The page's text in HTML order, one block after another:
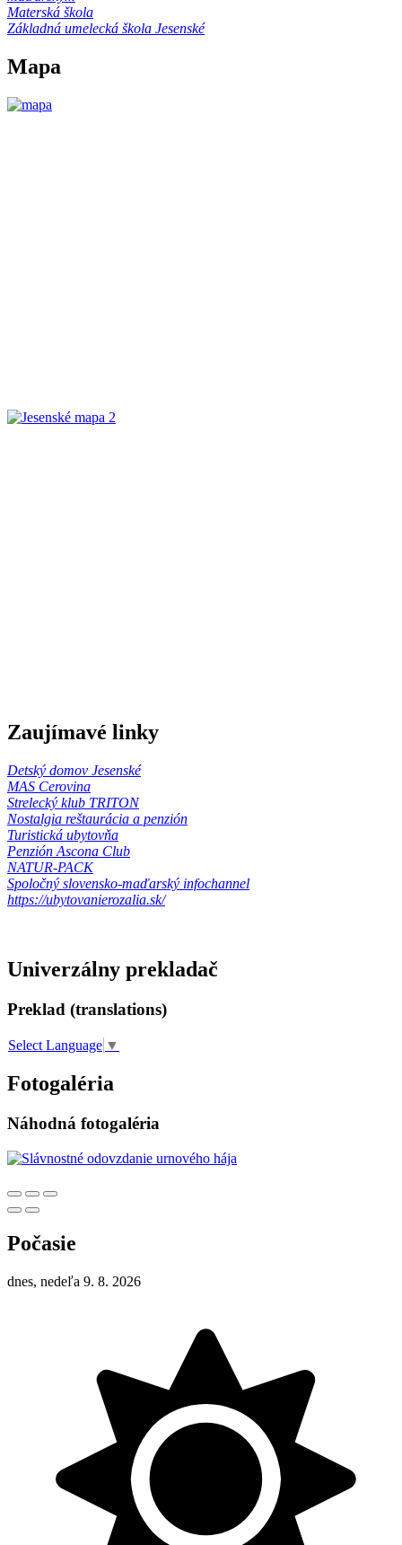
Materská škola
Základná umelecká škola Jesenské
Mapa
Zaujímavé linky
Detský domov Jesenské
MAS Cerovina
Strelecký klub TRITON
Nostalgia reštaurácia a penzión
Turistická ubytovňa
Penzión Ascona Club
NATUR-PACK
Spoločný slovensko-maďarský infochannel
https://ubytovanierozalia.sk/
Univerzálny prekladač
Preklad (translations)
Select Language ▼
Fotogaléria
Náhodná fotogaléria
Počasie
dnes, nedeľa 9. 8. 2026